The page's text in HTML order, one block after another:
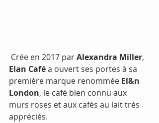
Crée en 2017 par Alexandra Miller,
Elan Café a ouvert ses portes à sa
première marque renommée El&n
London, le café bien connu aux
murs roses et aux cafés au lait très
appréciés.